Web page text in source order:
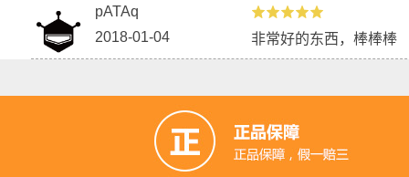
pATAq
2018-01-04
非常好的东西，棒棒棒